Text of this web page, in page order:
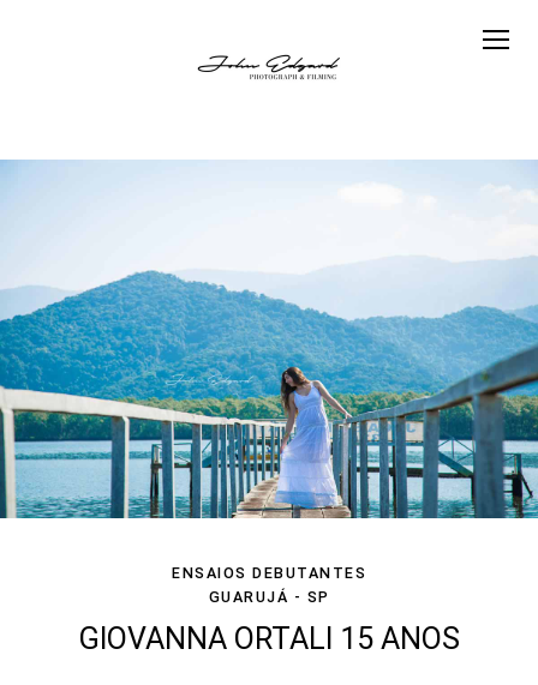
ENSAIOS DEBUTANTES
GUARUJÁ - SP
GIOVANNA ORTALI 15 ANOS